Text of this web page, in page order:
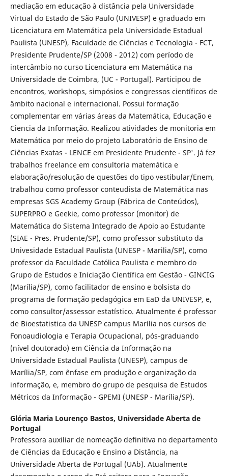
mediação em educação à distância pela Universidade
Virtual do Estado de São Paulo (UNIVESP) e graduado em
Licenciatura em Matemática pela Universidade Estadual
Paulista (UNESP), Faculdade de Ciências e Tecnologia - FCT,
Presidente Prudente/SP (2008 - 2012) com período de
intercâmbio no curso Licenciatura em Matemática na
Universidade de Coimbra, (UC - Portugal). Participou de
encontros, workshops, simpósios e congressos científicos de
âmbito nacional e internacional. Possui formação
complementar em várias áreas da Matemática, Educação e
Ciencia da Informação. Realizou atividades de monitoria em
Matemática por meio do projeto Laboratório de Ensino de
Ciências Exatas - LENCE em Presidente Prudente - SP'. Já fez
trabalhos freelance em consultoria matemática e
elaboração/resolução de questões do tipo vestibular/Enem,
trabalhou como professor conteudista de Matemática nas
empresas SGS Academy Group (Fábrica de Conteúdos),
SUPERPRO e Geekie, como professor (monitor) de
Matemática do Sistema Integrado de Apoio ao Estudante
(SIAE - Pres. Prudente/SP), como professor substituto da
Univesidade Estadual Paulista (UNESP - Marilia/SP), como
professor da Faculdade Católica Paulista e membro do
Grupo de Estudos e Iniciação Científica em Gestão - GINCIG
(Marília/SP), como facilitador de ensino e bolsista do
programa de formação pedagógica em EaD da UNIVESP, e,
como consultor/assessor estatístico. Atualmente é professor
de Bioestatistica da UNESP campus Marília nos cursos de
Fonoaudiologia e Terapia Ocupacional, pós-graduando
(nível doutorado) em Ciência da Informação na
Universidade Estadual Paulista (UNESP), campus de
Marília/SP, com ênfase em produção e organização da
informação, e, membro do grupo de pesquisa de Estudos
Métricos da Informação - GPEMI (UNESP - Marília/SP).
Glória Maria Lourenço Bastos, Universidade Aberta de
Portugal
Professora auxiliar de nomeação definitiva no departamento
de Ciências da Educação e Ensino a Distância, na
Universidade Aberta de Portugal (UAb). Atualmente